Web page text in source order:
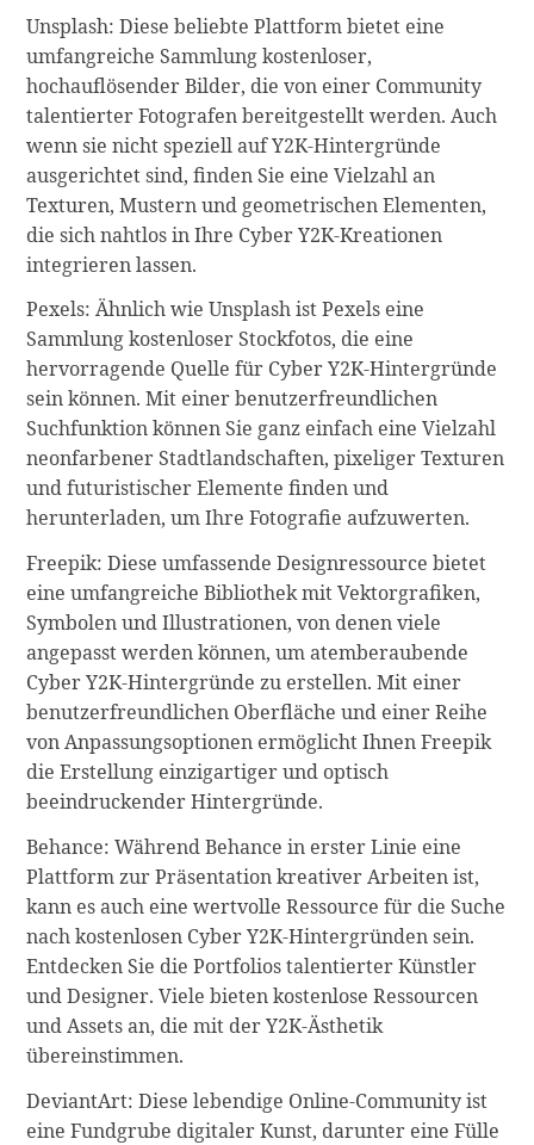
Unsplash: Diese beliebte Plattform bietet eine
umfangreiche Sammlung kostenloser,
hochauflösender Bilder, die von einer Community
talentierter Fotografen bereitgestellt werden. Auch
wenn sie nicht speziell auf Y2K-Hintergründe
ausgerichtet sind, finden Sie eine Vielzahl an
Texturen, Mustern und geometrischen Elementen,
die sich nahtlos in Ihre Cyber Y2K-Kreationen
integrieren lassen.
Pexels: Ähnlich wie Unsplash ist Pexels eine
Sammlung kostenloser Stockfotos, die eine
hervorragende Quelle für Cyber Y2K-Hintergründe
sein können. Mit einer benutzerfreundlichen
Suchfunktion können Sie ganz einfach eine Vielzahl
neonfarbener Stadtlandschaften, pixeliger Texturen
und futuristischer Elemente finden und
herunterladen, um Ihre Fotografie aufzuwerten.
Freepik: Diese umfassende Designressource bietet
eine umfangreiche Bibliothek mit Vektorgrafiken,
Symbolen und Illustrationen, von denen viele
angepasst werden können, um atemberaubende
Cyber Y2K-Hintergründe zu erstellen. Mit einer
benutzerfreundlichen Oberfläche und einer Reihe
von Anpassungsoptionen ermöglicht Ihnen Freepik
die Erstellung einzigartiger und optisch
beeindruckender Hintergründe.
Behance: Während Behance in erster Linie eine
Plattform zur Präsentation kreativer Arbeiten ist,
kann es auch eine wertvolle Ressource für die Suche
nach kostenlosen Cyber Y2K-Hintergründen sein.
Entdecken Sie die Portfolios talentierter Künstler
und Designer. Viele bieten kostenlose Ressourcen
und Assets an, die mit der Y2K-Ästhetik
übereinstimmen.
DeviantArt: Diese lebendige Online-Community ist
eine Fundgrube digitaler Kunst, darunter eine Fülle